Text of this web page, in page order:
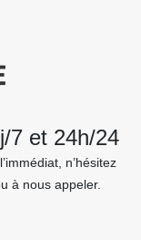
7 et 24h/24
n’hésitez
à nous appeler.